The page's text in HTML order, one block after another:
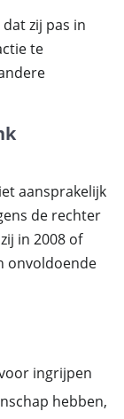
zij pas in
te
aansprakelijk
de rechter
in 2008 of
onvoldoende
ingrijpen
hebben,